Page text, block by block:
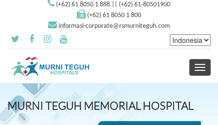
(+62) 61 8050 1 888 || (+62) 61-80501900
(+62) 61 8050 1 800
informasi-corporate@rsmurniteguh.com
Toggle
MURNI TEGUH MEMORIAL HOSPITAL